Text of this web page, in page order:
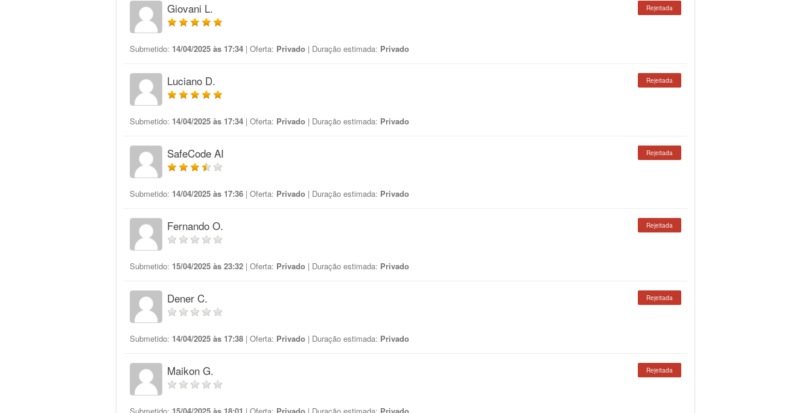
Giovani L. Rejeitada
Submetido: 14/04/2025 às 17:34 | Oferta: Privado | Duração estimada: Privado
Luciano D. Rejeitada
Submetido: 14/04/2025 às 17:34 | Oferta: Privado | Duração estimada: Privado
SafeCode AI Rejeitada
Submetido: 14/04/2025 às 17:36 | Oferta: Privado | Duração estimada: Privado
Fernando O. Rejeitada
Submetido: 15/04/2025 às 23:32 | Oferta: Privado | Duração estimada: Privado
Dener C. Rejeitada
Submetido: 14/04/2025 às 17:38 | Oferta: Privado | Duração estimada: Privado
Maikon G. Rejeitada